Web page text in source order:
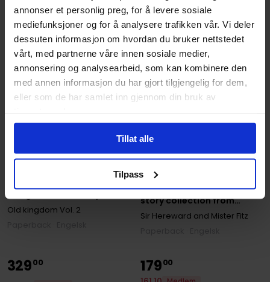
annonser et personlig preg, for å levere sosiale
mediefunksjoner og for å analysere trafikken vår. Vi deler
dessuten informasjon om hvordan du bruker nettstedet
vårt, med partnerne våre innen sosiale medier,
annonsering og analysearbeid, som kan kombinere den
med annen informasjon du har gjort tilgjengelig for dem,
eller som de har samlet inn gjennom din bruk av
Tillat alle
Tilpass
Old kingdom Vol. 2
Sir Hereward and Mister
Fitz: A fantastical short
story collection from
international bestseller
Garth Nix
Sir Hereward and Mister Fitz
32900 17900